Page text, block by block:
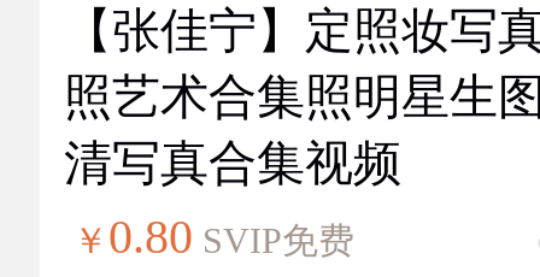
【张佳宁】定照妆写
照艺术合集照明星生
清写真合集视频
￥ 0.80 SVIP免费